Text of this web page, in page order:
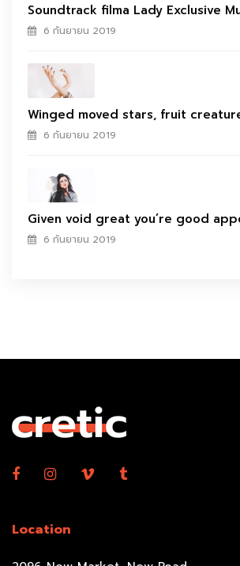
Soundtrack filma Lady Exclusive
6 กันยายน 2019
Winged moved stars, fruit
6 กันยายน 2019
Given void great you’re good
6 กันยายน 2019
Location